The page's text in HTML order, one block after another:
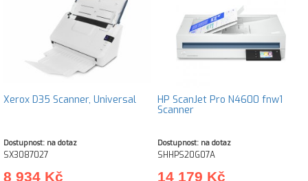
Xerox D35 Scanner, Universal
Dostupnost: na dotaz
SX3087027
8 934 Kč
HP ScanJet Pro N4600 fnw1
Scanner
Dostupnost: na dotaz
SHHPS20G07A
14 179 Kč